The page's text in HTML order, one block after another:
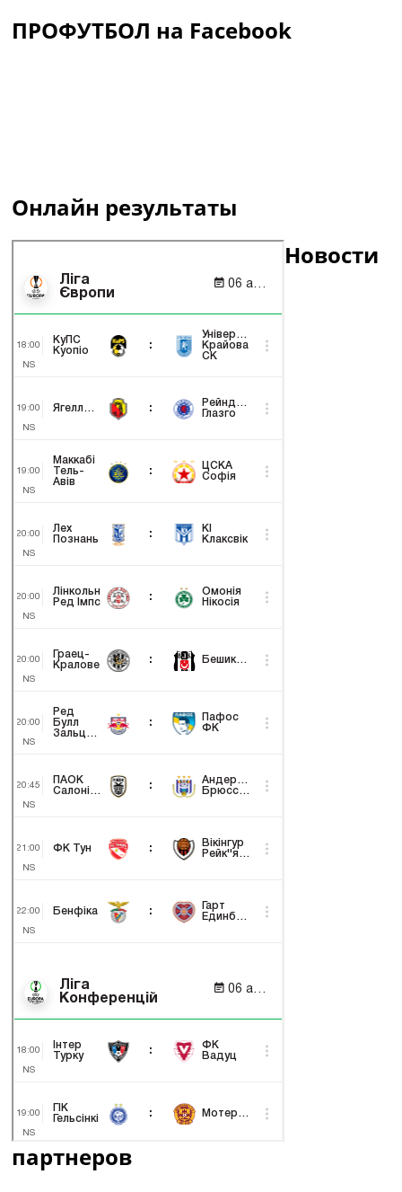
ПРОФУТБОЛ на Facebook
Онлайн результаты
Новости
партнеров